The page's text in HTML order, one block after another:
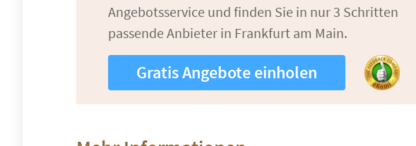
Angebotsservice und finden Sie in nur 3 Schritten
passende Anbieter in Frankfurt am Main.
Gratis Angebote einholen